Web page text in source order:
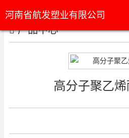
河南省航发塑业有限公司
产品中心
高分子聚乙